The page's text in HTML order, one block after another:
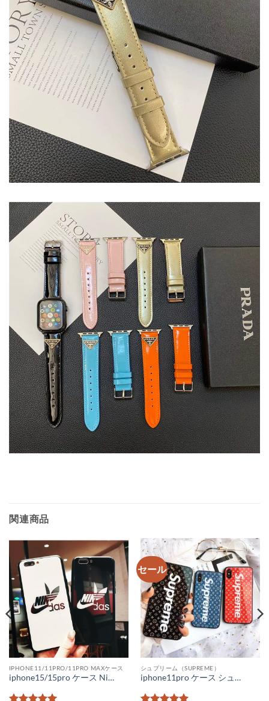
関連商品
IPHONE11/11PRO/11PRO MAXケース
iphone15/15pro ケース Nike Adidas コラボ iPhone14/13/12pro maxケース ペアルック スマホケース11pro ナイキダスナイキアディダスiPhonexr ケース スポーツブランドiPhone plus/iPhoneXsケース ガラス
セール
シュプリーム（SUPREME）
iphone11pro ケース シュプリーム ルイヴィトン iPhone11 ケース メンズ ガラス lv supreme iphone xr ケース ペアルック